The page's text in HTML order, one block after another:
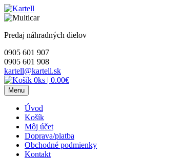
Skip
to
Predaj náhradných dielov
0905 601 907
0905 601 908
kartell@kartell.sk
0ks | 0.00€
Menu
Úvod
Košík
Môj účet
Doprava/platba
Obchodné podmienky
Kontakt